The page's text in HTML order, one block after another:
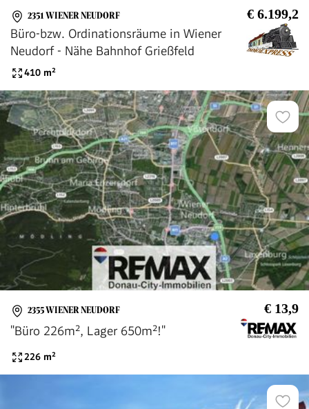
2351 WIENER NEUDORF € 6.199,2
Büro-bzw. Ordinationsräume in Wiener
Neudorf - Nähe Bahnhof Grießfeld
410 m²
2355 WIENER NEUDORF € 13,9
"Büro 226m², Lager 650m²!"
226 m²